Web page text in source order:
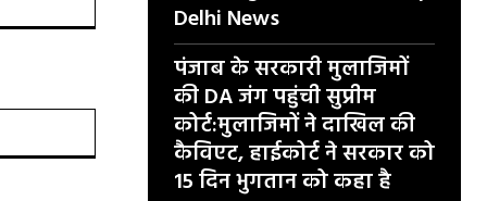
Delhi News
पंजाब के सरकारी मुलाजिमों
की DA जंग पहुंची सुप्रीम
कोर्ट:मुलाजिमों ने दाखिल की
कैविएट, हाईकोर्ट ने सरकार को
15 दिन भुगतान को कहा है